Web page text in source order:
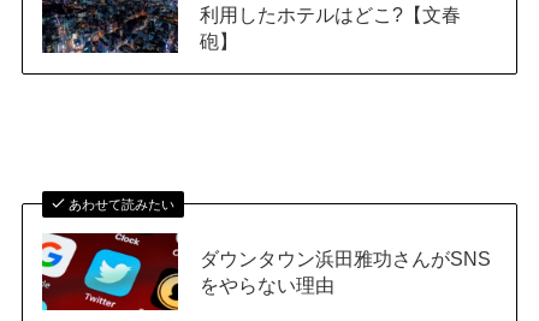
利用したホテルはどこ?【文春
砲】
あわせて読みたい
ダウンタウン浜田雅功さんがSNS
をやらない理由